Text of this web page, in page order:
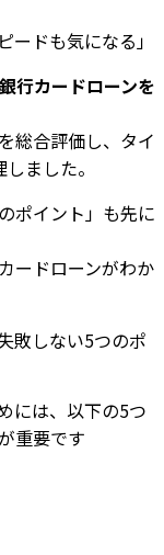
ードも気になる」
行カードローンを
総合評価し、タイ
ました。
ポイント」も先に
ードローンがわか
敗しない5つのポ
には、以下の5つ
重要です